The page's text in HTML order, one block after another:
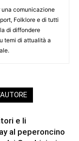
comunicazione
Folklore e di tutti
di diffondere
temi di attualità a
e li
al peperoncino